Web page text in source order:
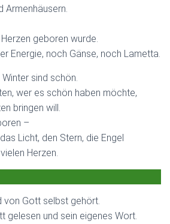
Armenhäusern.
geboren wurde.
Energie, noch Gänse, noch Lametta.
sind schön.
wer es schön haben möchte,
bringen will.
–
Licht, den Stern, die Engel
Herzen.
von Gott selbst gehört.
gelesen und sein eigenes Wort.